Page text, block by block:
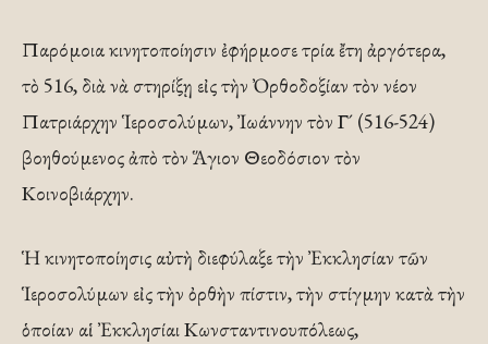
Παρόμοια κινητοποίησιν ἐφήρμοσε τρία ἔτη ἀργότερα,
τὸ 516, διὰ νὰ στηρίξῃ εἰς τὴν Ὀρθοδοξίαν τὸν νέον
Πατριάρχην Ἱεροσολύμων, Ἰωάννην τὸν Γ´ (516-524)
βοηθούμενος ἀπὸ τὸν Ἅγιον Θεοδόσιον τὸν
Κοινοβιάρχην.
Ἡ κινητοποίησις αὐτὴ διεφύλαξε τὴν Ἐκκλησίαν τῶν
Ἱεροσολύμων εἰς τὴν ὀρθὴν πίστιν, τὴν στίγμην κατὰ τὴν
ὁποίαν αἱ Ἐκκλησίαι Κωνσταντινουπόλεως,